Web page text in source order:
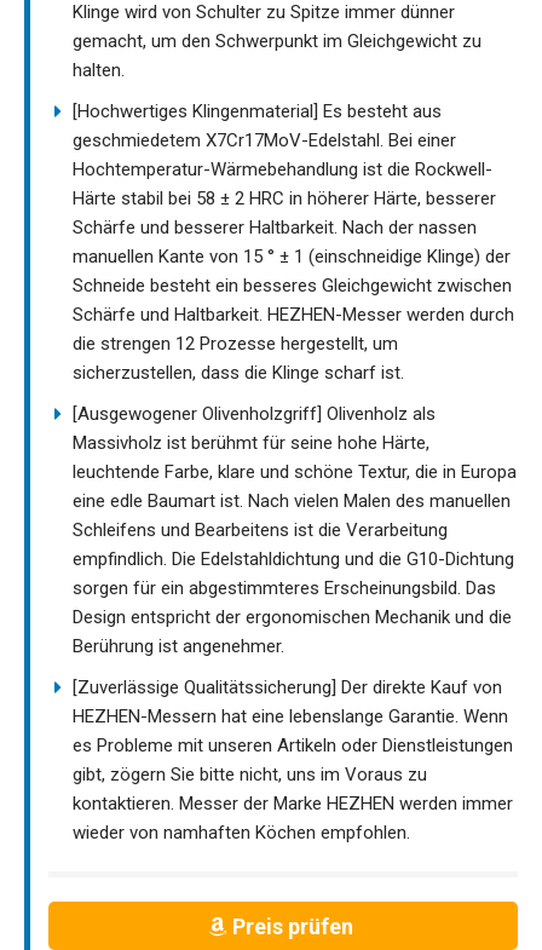
Klinge wird von Schulter zu Spitze immer dünner
gemacht, um den Schwerpunkt im Gleichgewicht zu
halten.
[Hochwertiges Klingenmaterial] Es besteht aus
geschmiedetem X7Cr17MoV-Edelstahl. Bei einer
Hochtemperatur-Wärmebehandlung ist die Rockwell-
Härte stabil bei 58 ± 2 HRC in höherer Härte, besserer
Schärfe und besserer Haltbarkeit. Nach der nassen
manuellen Kante von 15 ° ± 1 (einschneidige Klinge) der
Schneide besteht ein besseres Gleichgewicht zwischen
Schärfe und Haltbarkeit. HEZHEN-Messer werden durch
die strengen 12 Prozesse hergestellt, um
sicherzustellen, dass die Klinge scharf ist.
[Ausgewogener Olivenholzgriff] Olivenholz als
Massivholz ist berühmt für seine hohe Härte,
leuchtende Farbe, klare und schöne Textur, die in Europa
eine edle Baumart ist. Nach vielen Malen des manuellen
Schleifens und Bearbeitens ist die Verarbeitung
empfindlich. Die Edelstahldichtung und die G10-Dichtung
sorgen für ein abgestimmteres Erscheinungsbild. Das
Design entspricht der ergonomischen Mechanik und die
Berührung ist angenehmer.
[Zuverlässige Qualitätssicherung] Der direkte Kauf von
HEZHEN-Messern hat eine lebenslange Garantie. Wenn
es Probleme mit unseren Artikeln oder Dienstleistungen
gibt, zögern Sie bitte nicht, uns im Voraus zu
kontaktieren. Messer der Marke HEZHEN werden immer
wieder von namhaften Köchen empfohlen.
Preis prüfen